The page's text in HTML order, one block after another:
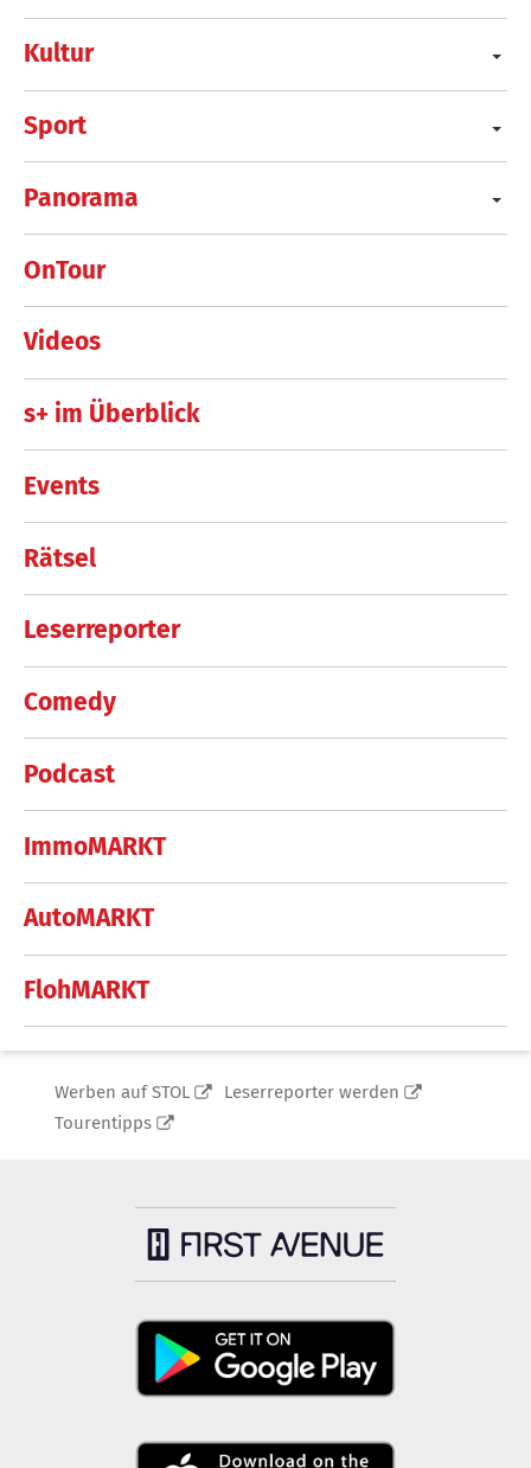
Kultur
Sport
Panorama
OnTour
Videos
s+ im Überblick
Events
Rätsel
Leserreporter
Comedy
Podcast
ImmoMARKT
AutoMARKT
FlohMARKT
Werben auf STOL
Leserreporter werden
Tourentipps